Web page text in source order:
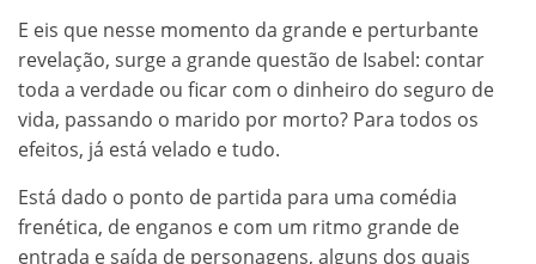
E eis que nesse momento da grande e perturbante
revelação, surge a grande questão de Isabel: contar
toda a verdade ou ficar com o dinheiro do seguro de
vida, passando o marido por morto? Para todos os
efeitos, já está velado e tudo.
Está dado o ponto de partida para uma comédia
frenética, de enganos e com um ritmo grande de
entrada e saída de personagens, alguns dos quais